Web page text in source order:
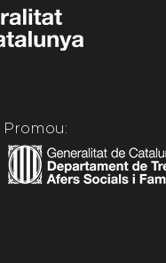
Promou: